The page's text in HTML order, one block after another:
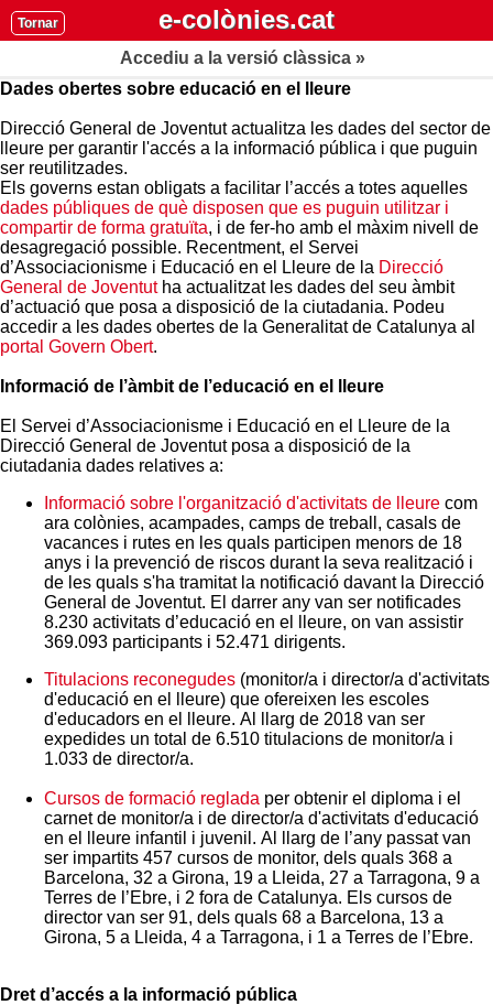
Tornar e-colònies.cat
Accediu a la versió clàssica »
Dades obertes sobre educació en el lleure
Direcció General de Joventut actualitza les dades del sector de
lleure per garantir l'accés a la informació pública i que puguin
ser reutilitzades.
Els governs estan obligats a facilitar l’accés a totes aquelles
dades públiques de què disposen que es puguin utilitzar i
compartir de forma gratuïta, i de fer-ho amb el màxim nivell de
desagregació possible. Recentment, el Servei
d’Associacionisme i Educació en el Lleure de la Direcció
General de Joventutha actualitzat les dades del seu àmbit
d’actuació que posa a disposició de la ciutadania. Podeu
accedir a les dades obertes de la Generalitat de Catalunya al
portal Govern Obert.
Informació de l’àmbit de l’educació en el lleure
El Servei d’Associacionisme i Educació en el Lleure de la
Direcció General de Joventut posa a disposició de la
ciutadania dades relatives a:
Informació sobre l'organització d'activitats de lleure com
ara colònies, acampades, camps de treball, casals de
vacances i rutes en les quals participen menors de 18
anys i la prevenció de riscos durant la seva realització i
de les quals s'ha tramitat la notificació davant la Direcció
General de Joventut. El darrer any van ser notificades
8.230 activitats d’educació en el lleure, on van assistir
369.093 participants i 52.471 dirigents.
Titulacions reconegudes (monitor/a i director/a d'activitats
d'educació en el lleure) que ofereixen les escoles
d'educadors en el lleure. Al llarg de 2018 van ser
expedides un total de 6.510 titulacions de monitor/a i
1.033 de director/a.
Cursos de formació reglada per obtenir el diploma i el
carnet de monitor/a i de director/a d'activitats d'educació
en el lleure infantil i juvenil. Al llarg de l’any passat van
ser impartits 457 cursos de monitor, dels quals 368 a
Barcelona, 32 a Girona, 19 a Lleida, 27 a Tarragona, 9 a
Terres de l’Ebre, i 2 fora de Catalunya. Els cursos de
director van ser 91, dels quals 68 a Barcelona, 13 a
Girona, 5 a Lleida, 4 a Tarragona, i 1 a Terres de l’Ebre.
Dret d’accés a la informació pública